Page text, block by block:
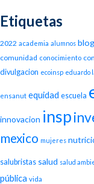
Etiquetas
2022 academia alumnos blog
comunidad conocimiento
divulgacion ecoinsp eduardo
ensanut equidad escuela
innovacion insp
mexico mujeres
salubristas salud salud
pública vida